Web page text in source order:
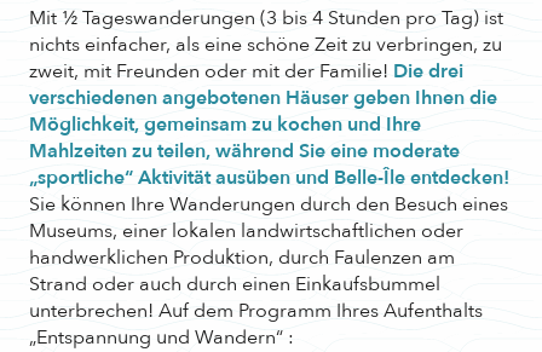
Mit ½ Tageswanderungen (3 bis 4 Stunden pro Tag) ist
nichts einfacher, als eine schöne Zeit zu verbringen, zu
zweit, mit Freunden oder mit der Familie! Die drei
verschiedenen angebotenen Häuser geben Ihnen die
Möglichkeit, gemeinsam zu kochen und Ihre
Mahlzeiten zu teilen, während Sie eine moderate
„sportliche“ Aktivität ausüben und Belle-Île entdecken!
Sie können Ihre Wanderungen durch den Besuch eines
Museums, einer lokalen landwirtschaftlichen oder
handwerklichen Produktion, durch Faulenzen am
Strand oder auch durch einen Einkaufsbummel
unterbrechen! Auf dem Programm Ihres Aufenthalts
„Entspannung und Wandern“ :